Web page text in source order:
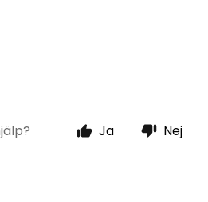
Ja Nej